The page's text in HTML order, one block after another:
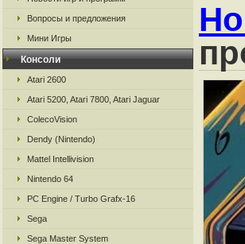
Вопросы и предложения
Мини Игры
Консоли
Atari 2600
Atari 5200, Atari 7800, Atari Jaguar
ColecoVision
Dendy (Nintendo)
Mattel Intellivision
Nintendo 64
PC Engine / Turbo Grafx-16
Sega
Sega Master System